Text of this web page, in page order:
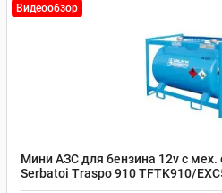
Видеообзор
Мини АЗС для бензина 12v с мех.
Serbatoi Traspo 910 TFTK910/